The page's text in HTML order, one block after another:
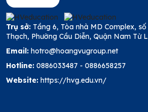
Trụ sở: Tầng 6, Tòa nhà MD Complex,
Thạch, Phường Cầu Diễn, Quận Nam Từ
Email: hotro@hoangvugroup.net
Hotline: 0886033487 - 0886658257
Website: https://hvg.edu.vn/